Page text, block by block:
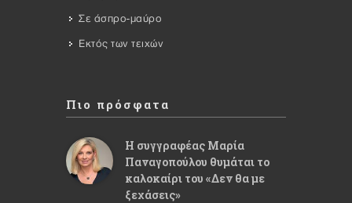
Σε άσπρο-μαύρο
Εκτός των τειχών
Πιο πρόσφατα
Η συγγραφέας Μαρία
Παναγοπούλου θυμάται το
καλοκαίρι του «Δεν θα με
ξεχάσεις»